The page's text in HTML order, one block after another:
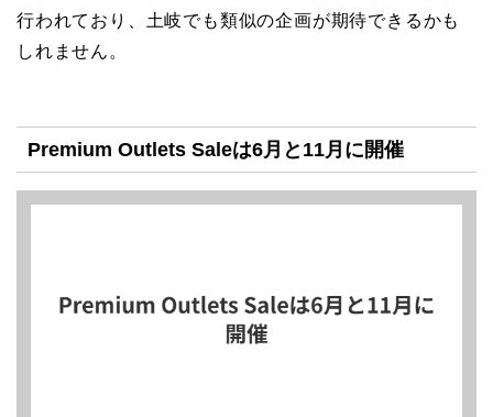
行われており、土岐でも類似の企画が期待できるかも
しれません。
Premium Outlets Saleは6月と11月に開催